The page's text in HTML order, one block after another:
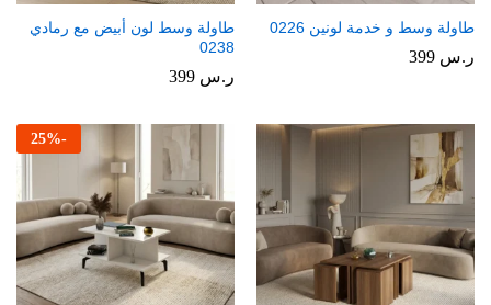
طاولة وسط و خدمة لونين 0226
ر.س
طاولة وسط لون أبيض مع رمادي
0238
ر.س
-
25%